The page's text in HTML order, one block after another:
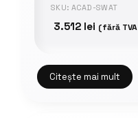
SKU: ACAD-SWAT
3.512 lei (fără TVA
Citește mai mult